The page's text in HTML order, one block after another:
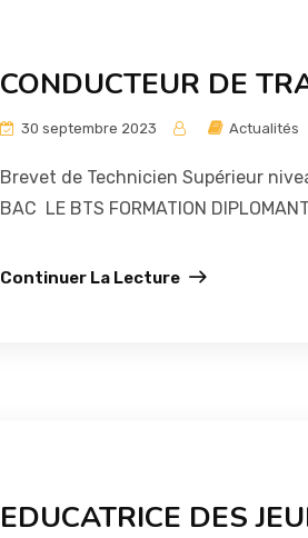
CONDUCTEUR DE
30 septembre 2023 Actualités
Brevet de Technicien Supérieur
BAC LE BTS FORMATION
Continuer La Lecture
EDUCATRICE DES